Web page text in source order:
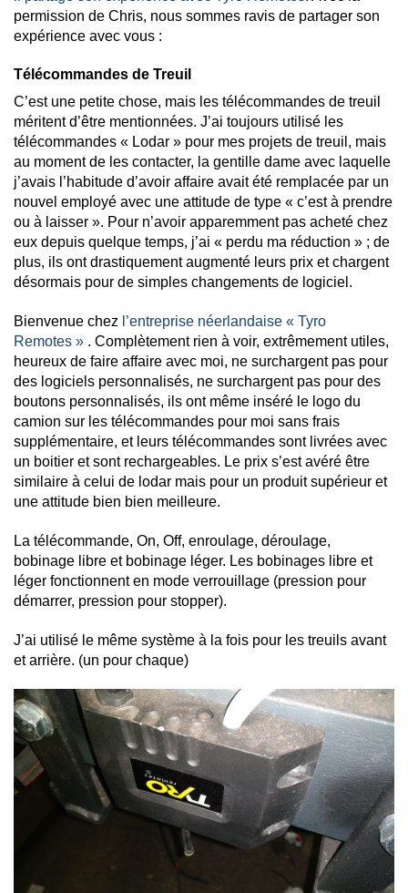
permission de Chris, nous sommes ravis de partager son
expérience avec vous :
Télécommandes de Treuil
C’est une petite chose, mais les télécommandes de treuil
méritent d’être mentionnées. J’ai toujours utilisé les
télécommandes « Lodar » pour mes projets de treuil, mais
au moment de les contacter, la gentille dame avec laquelle
j’avais l’habitude d’avoir affaire avait été remplacée par un
nouvel employé avec une attitude de type « c’est à prendre
ou à laisser ». Pour n’avoir apparemment pas acheté chez
eux depuis quelque temps, j’ai « perdu ma réduction » ; de
plus, ils ont drastiquement augmenté leurs prix et chargent
désormais pour de simples changements de logiciel.
Bienvenue chez l’entreprise néerlandaise « Tyro
Remotes » . Complètement rien à voir, extrêmement utiles,
heureux de faire affaire avec moi, ne surchargent pas pour
des logiciels personnalisés, ne surchargent pas pour des
boutons personnalisés, ils ont même inséré le logo du
camion sur les télécommandes pour moi sans frais
supplémentaire, et leurs télécommandes sont livrées avec
un boitier et sont rechargeables. Le prix s’est avéré être
similaire à celui de lodar mais pour un produit supérieur et
une attitude bien bien meilleure.
La télécommande, On, Off, enroulage, déroulage,
bobinage libre et bobinage léger. Les bobinages libre et
léger fonctionnent en mode verrouillage (pression pour
démarrer, pression pour stopper).
J’ai utilisé le même système à la fois pour les treuils avant
et arrière. (un pour chaque)